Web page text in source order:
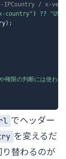
IPCountry / x-
country" ) ?? "US"
) ;
権限の判断には使わ
でヘッダー
を変えるだ
り替わるのが